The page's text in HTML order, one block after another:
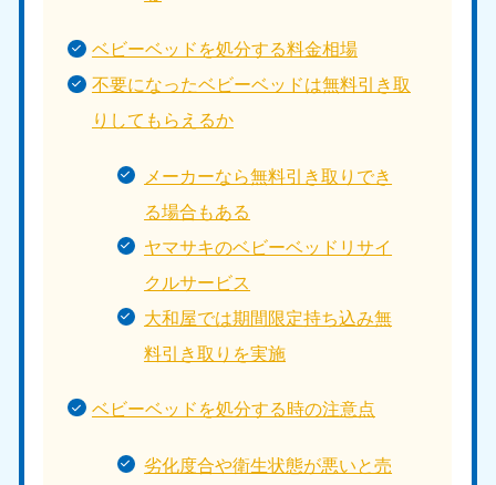
ベビーベッドを処分する料金相場
不要になったベビーベッドは無料引き取
りしてもらえるか
メーカーなら無料引き取りでき
る場合もある
ヤマサキのベビーベッドリサイ
クルサービス
大和屋では期間限定持ち込み無
料引き取りを実施
ベビーベッドを処分する時の注意点
劣化度合や衛生状態が悪いと売